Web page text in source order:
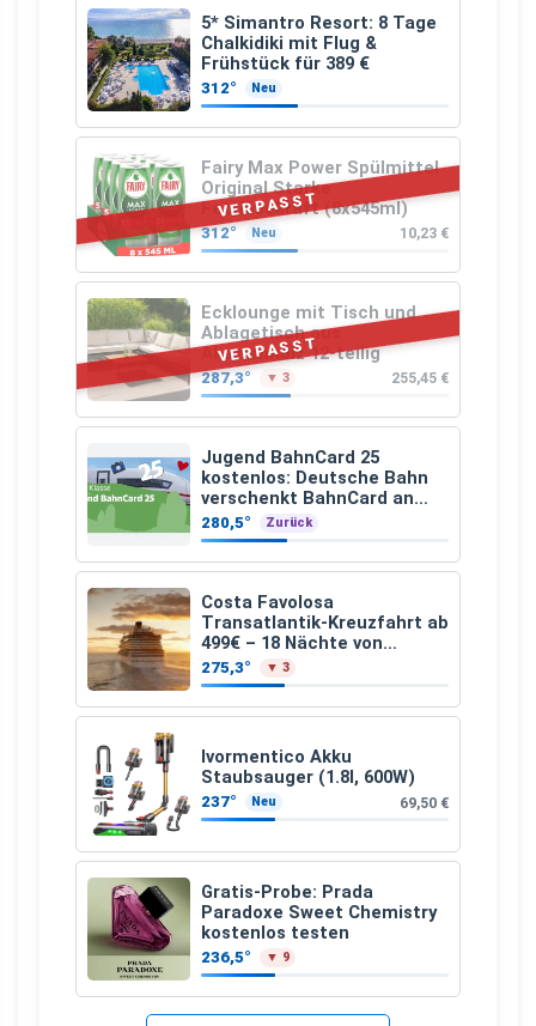
5* Simantro Resort: 8 Tage
Chalkidiki mit Flug &
Frühstück für 389 €
312° Neu
VERPASST
Fairy Max Power Spülmittel
Original Starke
Fettlösekraft (8x545ml)
312° Neu 10,23 €
VERPASST
Ecklounge mit Tisch und
Ablagetisch aus
Akazienholz 12-teilig
287,3° ▼ 3 255,45 €
Jugend BahnCard 25
kostenlos: Deutsche Bahn
verschenkt BahnCard an
Kinder und Jugendliche
280,5° Zurück
Costa Favolosa
Transatlantik-Kreuzfahrt ab
499€ – 18 Nächte von
Hamburg nach Guadeloupe
275,3° ▼ 3
Ivormentico Akku
Staubsauger (1.8l, 600W)
237° Neu 69,50 €
Gratis-Probe: Prada
Paradoxe Sweet Chemistry
kostenlos testen
236,5° ▼ 9